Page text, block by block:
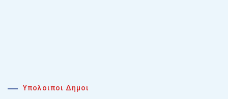
Υπολοιποι Δημοι